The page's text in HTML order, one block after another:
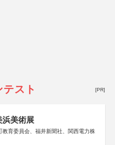
スト [PR]
浜美術展
教育委員会、福井新聞社、関西電力株